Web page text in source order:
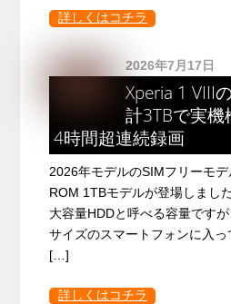
詳しくはコチラ
2026年7月17日
Xperia 1 VIII
計3TBで実
4時間超連続録画
2026年モデルのSIMフリーモ
ROM 1TBモデルが登場しまし
大容量HDDと呼べる容量です
サイズのスマートフォンに入
[…]
詳しくはコチラ